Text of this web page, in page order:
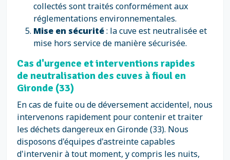
collectés sont traités conformément aux
réglementations environnementales.
Mise en sécurité: la cuve est neutralisée et
mise hors service de manière sécurisée.
Cas d'urgence et interventions rapides
de neutralisation des cuves à fioul en
Gironde (33)
En cas de fuite ou de déversement accidentel, nous
intervenons rapidement pour contenir et traiter
les déchets dangereux en Gironde (33). Nous
disposons d'équipes d'astreinte capables
d'intervenir à tout moment, y compris les nuits,